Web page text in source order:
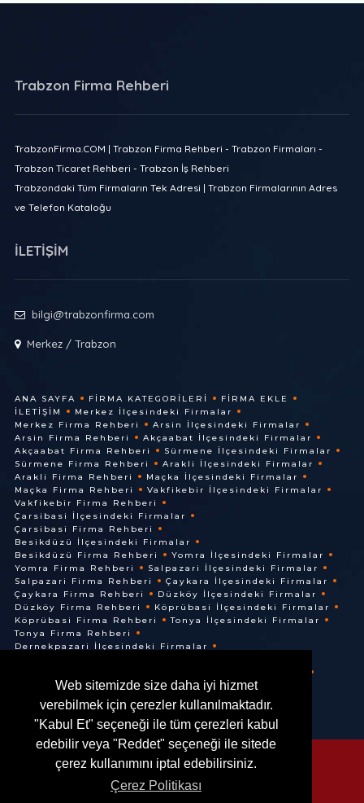
Web sitemizde size daha iyi hizmet
verebilmek için çerezler kullanılmaktadır.
"Kabul Et" seçeneği ile tüm çerezleri kabul
edebilir veya "Reddet" seçeneği ile sitede
çerez kullanımını iptal edebilirsiniz.
Çerez Politikası
Trabzon Firma Rehberi
TrabzonFirma.COM | Trabzon Firma Rehberi - Trabzon Firmaları -
Trabzon Ticaret Rehberi - Trabzon İş Rehberi
Trabzondaki Tüm Firmaların Tek Adresi | Trabzon Firmalarının Adres
ve Telefon Kataloğu
İLETİŞİM
bilgi@trabzonfirma.com
Merkez / Trabzon
ANA SAYFA FIRMA KATEGORILERI
FIRMA EKLE
İLETIŞIM
Merkez İlçesindeki Firmalar
Merkez Firma Rehberi
Arsin İlçesindeki Firmalar
Arsin Firma Rehberi
Akçaabat İlçesindeki Firmalar
Akçaabat Firma Rehberi
Sürmene İlçesindeki Firmalar
Sürmene Firma Rehberi
Arakli İlçesindeki Firmalar
Arakli Firma Rehberi
Maçka İlçesindeki Firmalar
Maçka Firma Rehberi
Vakfikebir İlçesindeki Firmalar
Vakfikebir Firma Rehberi
Çarsibasi İlçesindeki Firmalar
Çarsibasi Firma Rehberi
Besikdüzü İlçesindeki Firmalar
Besikdüzü Firma Rehberi
Yomra İlçesindeki Firmalar
Yomra Firma Rehberi
Salpazari İlçesindeki Firmalar
Salpazari Firma Rehberi
Çaykara İlçesindeki Firmalar
Çaykara Firma Rehberi
Düzköy İlçesindeki Firmalar
Düzköy Firma Rehberi
Köprübasi İlçesindeki Firmalar
Köprübasi Firma Rehberi
Tonya İlçesindeki Firmalar
Tonya Firma Rehberi
Dernekpazari İlçesindeki Firmalar
Of İlçesindeki Firmalar
Of Firma Rehberi